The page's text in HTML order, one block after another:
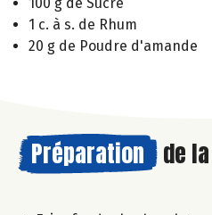
1 c. à s. de Rhum
20 g de Poudre d'amande
Préparation de la